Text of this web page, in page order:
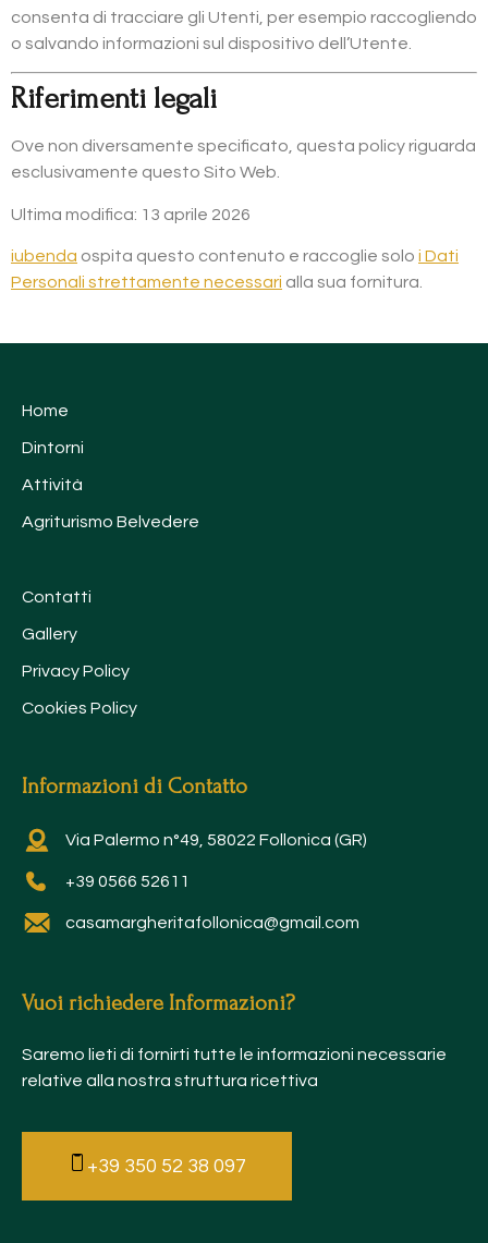
consenta di tracciare gli Utenti, per esempio raccogliendo
o salvando informazioni sul dispositivo dell’Utente.
Riferimenti legali
Ove non diversamente specificato, questa policy riguarda
esclusivamente questo Sito Web.
Ultima modifica: 13 aprile 2026
iubenda ospita questo contenuto e raccoglie solo i Dati
Personali strettamente necessari alla sua fornitura.
Home
Dintorni
Attività
Agriturismo Belvedere
Contatti
Gallery
Privacy Policy
Cookies Policy
Informazioni di Contatto
Via Palermo n°49, 58022 Follonica (GR)
+39 0566 52611
casamargheritafollonica@gmail.com
Vuoi richiedere Informazioni?
Saremo lieti di fornirti tutte le informazioni necessarie
relative alla nostra struttura ricettiva
+39 350 52 38 097